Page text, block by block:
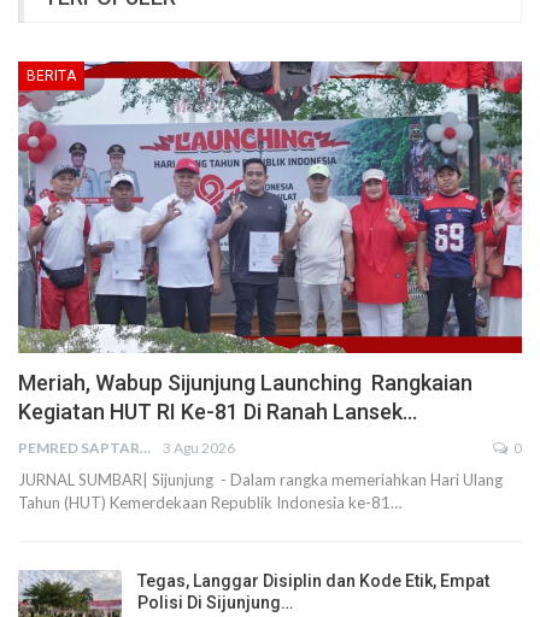
BERITA
Meriah, Wabup Sijunjung Launching Rangkaian
Kegiatan HUT RI Ke-81 Di Ranah Lansek…
PEMRED SAPTARIUS 3 Agu 2026 0
JURNAL SUMBAR| Sijunjung - Dalam rangka memeriahkan Hari Ulang
Tahun (HUT) Kemerdekaan Republik Indonesia ke-81…
Tegas, Langgar Disiplin dan Kode Etik, Empat
Polisi Di Sijunjung…